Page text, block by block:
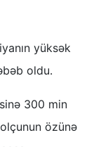
yüksək
oldu.
300 min
özünə